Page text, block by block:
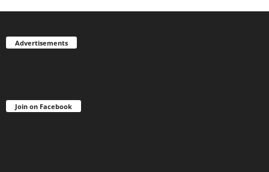
Advertisements
Join on Facebook